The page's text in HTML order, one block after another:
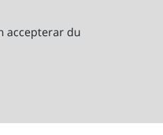
accepterar du